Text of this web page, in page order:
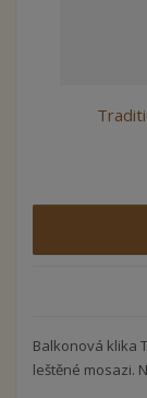
Balkonová klika
leštěné mosazi.